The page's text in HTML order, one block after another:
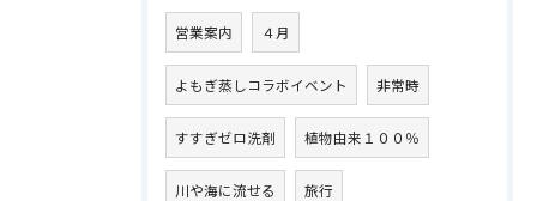
営業案内 ４月
よもぎ蒸しコラボイベント 非常時
すすぎゼロ洗剤 植物由来１００％
川や海に流せる 旅行